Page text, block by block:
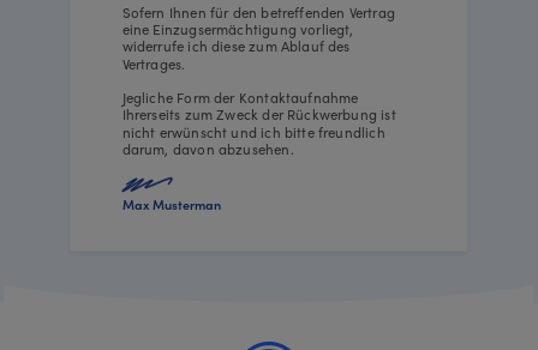
Sofern Ihnen für den betreffenden Vertrag
eine Einzugsermächtigung vorliegt,
widerrufe ich diese zum Ablauf des
Vertrages.
Jegliche Form der Kontaktaufnahme
Ihrerseits zum Zweck der Rückwerbung ist
nicht erwünscht und ich bitte freundlich
darum, davon abzusehen.
Max Musterman